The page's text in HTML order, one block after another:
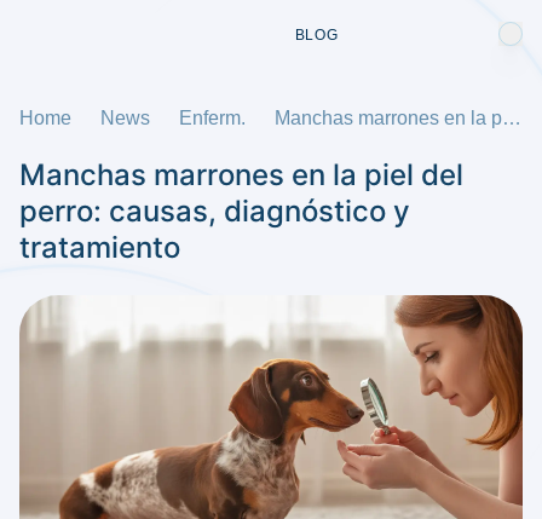
BLOG
Home News Enferm. Manchas marrones en la piel del perro: causas, diagnóstico y tratamiento
Manchas marrones en la piel del
perro: causas, diagnóstico y
tratamiento